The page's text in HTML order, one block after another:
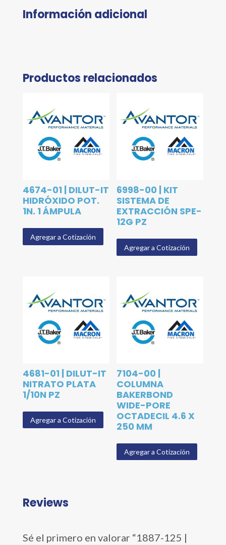
Información adicional
Productos relacionados
4674-01 | DILUT-IT
HIDRÓXIDO POT.
1N. 1 ÁMPULA
Agregar a Cotización
6998-00 | KIT
SISTEMA DE
EXTRACCIÓN SPE-
12G PZ
Agregar a Cotización
4681-01 | DILUT-IT
NITRATO PLATA
1/10N PZ
Agregar a Cotización
7104-00 |
COLUMNA
BAKERBOND
WIDE-PORE
OCTADECIL 4.6 X
250 MM
Agregar a Cotización
Reviews
Sé el primero en valorar “1887-125 |